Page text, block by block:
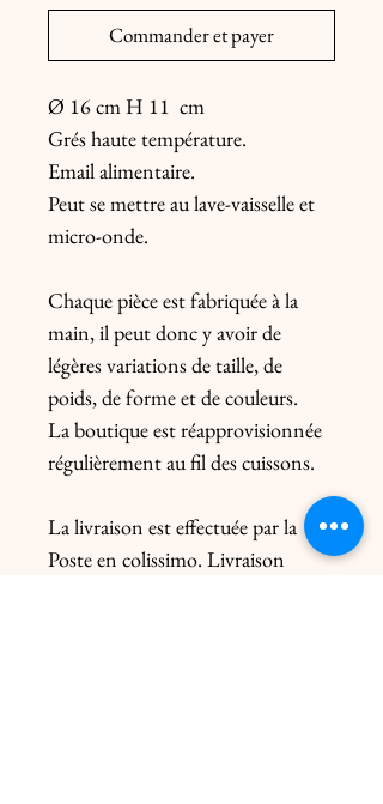
Commander et payer
Ø 16 cm H 11  cm
Grés haute température.
Email alimentaire.
Peut se mettre au lave-vaisselle et
micro-onde.
Chaque pièce est fabriquée à la
main, il peut donc y avoir de
légères variations de taille, de
poids, de forme et de couleurs.
La boutique est réapprovisionnée
régulièrement au fil des cuissons.
La livraison est effectuée par la
Poste en colissimo. Livraison